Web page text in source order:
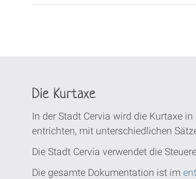
Die Kurtaxe
In der Stadt Cervia wird die Kurtaxe in
entrichten, mit unterschiedlichen
Die Stadt Cervia verwendet die
Die gesamte Dokumentation ist im